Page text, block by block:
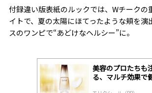
付録違い版表紙のルックでは、Wチークの
イトで、夏の太陽にほてったような頬を演
スのワンピで“あどけなヘルシー”に。
美容のプロたちも
る、マルチ効果で